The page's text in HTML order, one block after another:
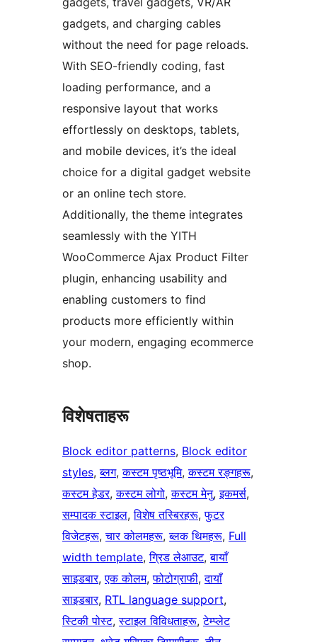
gadgets, and charging cables
without the need for page reloads.
With SEO-friendly coding, fast
loading performance, and a
responsive layout that works
effortlessly on desktops, tablets,
and mobile devices, it’s the ideal
choice for a digital gadget website
or an online tech store.
Additionally, the theme integrates
seamlessly with the YITH
WooCommerce Ajax Product Filter
plugin, enhancing usability and
enabling customers to find
products more efficiently within
your modern, engaging ecommerce
shop.
विशेषताहरू
Block editor patterns, Block editor
styles, ब्लग, कस्टम पृष्ठभूमि, कस्टम रङ्गहरू
कस्टम हेडर, कस्टम लोगो, कस्टम मेनु, इकमर्स
सम्पादक स्टाइल, विशेष तस्बिरहरू, फुटर
विजेटहरू, चार कोलमहरू, ब्लक थिमहरू, Full
width template, ग्रिड लेआउट, बायाँ
साइडबार, एक कोलम, फोटोग्राफी, दायाँ
साइडबार, RTL language support
स्टिकी पोस्ट, स्टाइल विविधताहरू, टेम्प्लेट